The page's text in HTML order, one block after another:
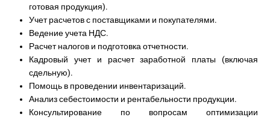
готовая продукция).
Учет расчетов с поставщиками и покупателями.
Ведение учета НДС.
Расчет налогов и подготовка отчетности.
Кадровый учет и расчет заработной платы (включая
сдельную).
Помощь в проведении инвентаризаций.
Анализ себестоимости и рентабельности продукции.
Консультирование по вопросам оптимизации